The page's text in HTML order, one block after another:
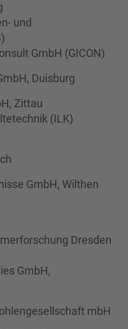
und
GmbH (GICON)
Duisburg
Zittau
(ILK)
GmbH, Wilthen
Dresden
GmbH,
mbH